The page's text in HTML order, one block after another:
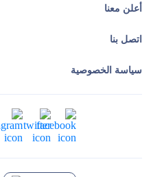
أعلن معنا
اتصل بنا
سياسة الخصوصية